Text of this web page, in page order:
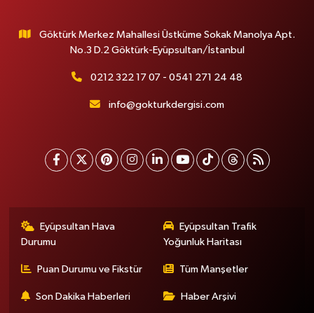
Göktürk Merkez Mahallesi Üstküme Sokak Manolya Apt.
No.3 D.2 Göktürk-Eyüpsultan/İstanbul
0212 322 17 07 - 0541 271 24 48
info@gokturkdergisi.com
Eyüpsultan Hava
Durumu
Eyüpsultan Trafik
Yoğunluk Haritası
Puan Durumu ve Fikstür Tüm Manşetler
Son Dakika Haberleri Haber Arşivi